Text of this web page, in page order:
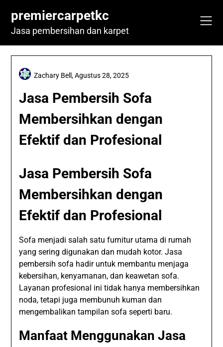
content
premiercarpetkc
Jasa pembersihan dan karpet
Jasa Pembersih Sofa
Membersihkan dengan
Efektif dan Profesional
Zachary Bell,Agustus 28, 2025
Jasa Pembersih Sofa
Membersihkan dengan
Efektif dan Profesional
Sofa menjadi salah satu furnitur utama di rumah
yang sering digunakan dan mudah kotor. Jasa
pembersih sofa hadir untuk membantu menjaga
kebersihan, kenyamanan, dan keawetan sofa.
Layanan profesional ini tidak hanya membersihkan
noda, tetapi juga membunuh kuman dan
mengembalikan tampilan sofa seperti baru.
Manfaat Menggunakan Jasa